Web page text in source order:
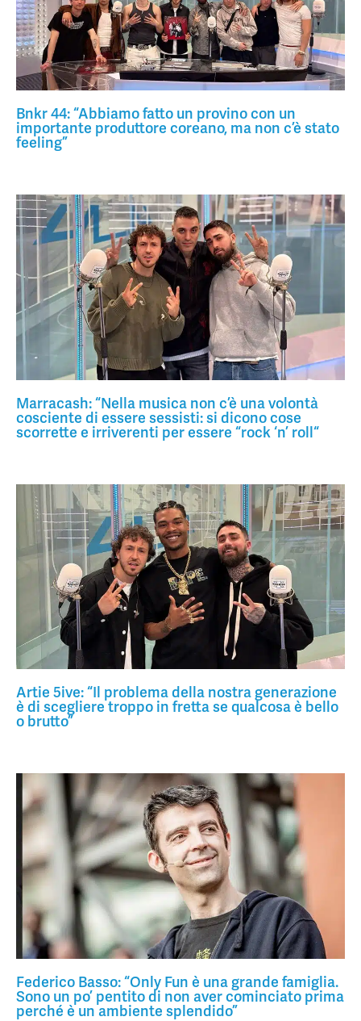
Bnkr 44: “Abbiamo fatto un provino con un
importante produttore coreano, ma non c’è stato
feeling”
Marracash: “Nella musica non c’è una volontà
cosciente di essere sessisti: si dicono cose
scorrette e irriverenti per essere “rock ‘n’ roll“
Artie 5ive: “Il problema della nostra generazione
è di scegliere troppo in fretta se qualcosa è bello
o brutto”
Federico Basso: “Only Fun è una grande famiglia.
Sono un po’ pentito di non aver cominciato prima
perché è un ambiente splendido”